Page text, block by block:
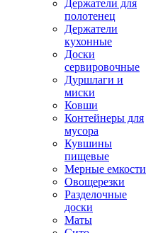
Держатели для
полотенец
Держатели
кухонные
Доски
сервировочные
Дуршлаги и
миски
Ковши
Контейнеры для
мусора
Кувшины
пищевые
Мерные емкости
Овощерезки
Разделочные
доски
Маты